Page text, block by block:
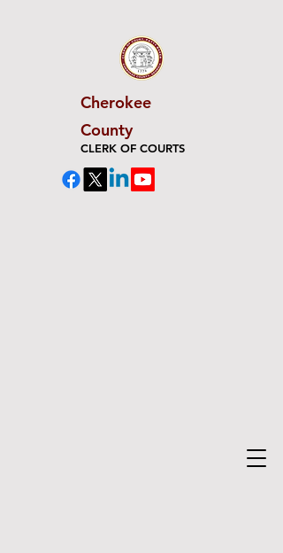
Cherokee
County
CLERK OF COURTS